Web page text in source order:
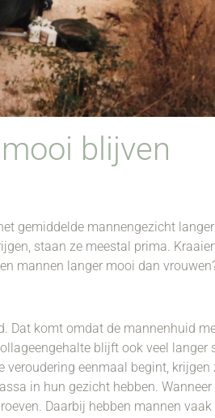
blijven
gemiddelde mannengezicht
staan ze meestal prima.
mannen langer mooi dan
Dat komt omdat de mannenhuid
blijft ook veel langer
eenmaal begint, krijgen
in hun gezicht hebben. Wanneer
Daarbij hebben mannen vaak